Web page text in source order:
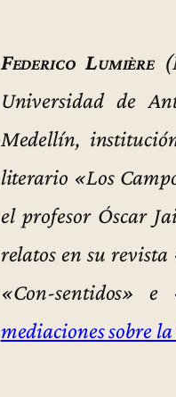
Federico Lumière
Universidad de
Medellín,
literario «Los
el profesor Óscar
relatos en su
«Con-sentidos»
mediaciones sobre